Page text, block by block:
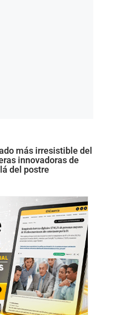
más irresistible del
innovadoras de
del postre